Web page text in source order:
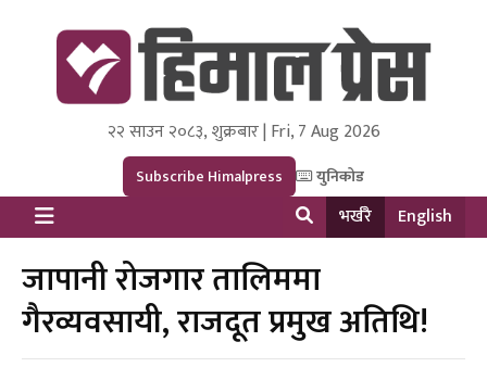
Himal Press
Dot NewsyNepal Media and Research Pvt Ltd.
२२ साउन २०८३, शुक्रबार | Fri, 7 Aug 2026
Subscribe Himalpress युनिकोड
भर्खरै English
जापानी रोजगार तालिममा
गैरव्यवसायी, राजदूत प्रमुख अतिथि!